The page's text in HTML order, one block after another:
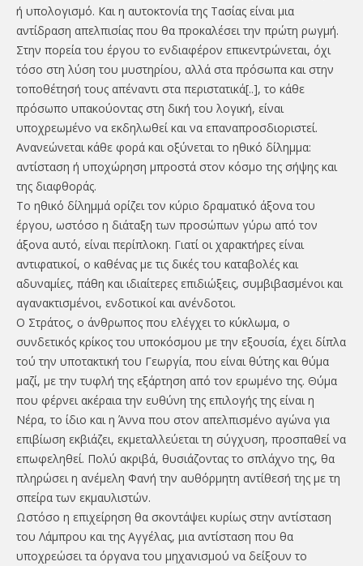
ή υπολογισμό. Και η αυτοκτονία της Τασίας είναι μια
αντίδραση απελπισίας που θα προκαλέσει την πρώτη ρωγμή.
Στην πορεία του έργου το ενδιαφέρον επικεντρώνεται, όχι
τόσο στη λύση του μυστηρίου, αλλά στα πρόσωπα και στην
τοποθέτησή τους απέναντι στα περιστατικά[..], το κάθε
πρόσωπο υπακούοντας στη δική του λογική, είναι
υποχρεωμένο να εκδηλωθεί και να επαναπροσδιοριστεί.
Ανανεώνεται κάθε φορά και οξύνεται το ηθικό δίλημμα:
αντίσταση ή υποχώρηση μπροστά στον κόσμο της σήψης και
της διαφθοράς.
Το ηθικό δίλημμά ορίζει τον κύριο δραματικό άξονα του
έργου, ωστόσο η διάταξη των προσώπων γύρω από τον
άξονα αυτό, είναι περίπλοκη. Γιατί οι χαρακτήρες είναι
αντιφατικοί, ο καθένας με τις δικές του καταβολές και
αδυναμίες, πάθη και ιδιαίτερες επιδιώξεις, συμβιβασμένοι και
αγανακτισμένοι, ενδοτικοί και ανένδοτοι.
Ο Στράτος, ο άνθρωπος που ελέγχει το κύκλωμα, ο
συνδετικός κρίκος του υποκόσμου με την εξουσία, έχει δίπλα
τού την υποτακτική του Γεωργία, που είναι θύτης και θύμα
μαζί, με την τυφλή της εξάρτηση από τον ερωμένο της. Θύμα
που φέρνει ακέραια την ευθύνη της επιλογής της είναι η
Νέρα, το ίδιο και η Άννα που στον απελπισμένο αγώνα για
επιβίωση εκβιάζει, εκμεταλλεύεται τη σύγχυση, προσπαθεί να
επωφεληθεί. Πολύ ακριβά, θυσιάζοντας το σπλάχνο της, θα
πληρώσει η ανέμελη Φανή την αυθόρμητη αντίθεσή της με τη
σπείρα των εκμαυλιστών.
Ωστόσο η επιχείρηση θα σκοντάψει κυρίως στην αντίσταση
του Λάμπρου και της Αγγέλας, μια αντίσταση που θα
υποχρεώσει τα όργανα του μηχανισμού να δείξουν το